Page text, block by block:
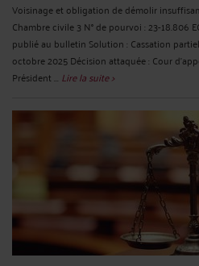
Voisinage et obligation de démolir
Chambre civile 3 N° de pourvoi : 23-18.806
publié au bulletin Solution : Cassation
octobre 2025 Décision attaquée : Cour
Président ... Lire la suite >